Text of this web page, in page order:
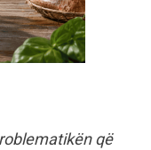
që